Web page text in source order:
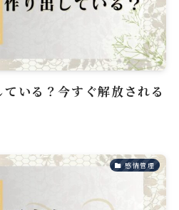
いる？今すぐ解放される
感情管理